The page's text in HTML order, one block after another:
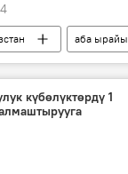
аба ырайы
күбөлүктөрдү 1